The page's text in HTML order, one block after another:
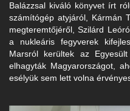
Balázzsal kiváló könyvet írt
számítógép atyjáról, Kármán
megteremtőjéről, Szilárd
a nukleáris fegyverek
Marsról kerültek az
elhagyták Magyarországot,
esélyük sem lett volna